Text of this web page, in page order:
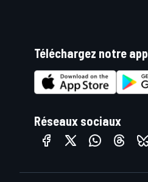
Téléchargez notre app
Réseaux sociaux